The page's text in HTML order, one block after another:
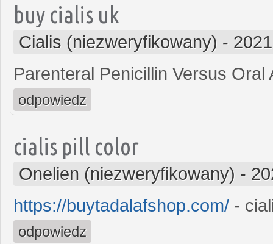
buy cialis uk
Cialis (niezweryfikowany) -
Parenteral Penicillin Versus Oral
odpowiedz
cialis pill color
Onelien (niezweryfikowany) -
https://buytadalafshop.com/ -
odpowiedz